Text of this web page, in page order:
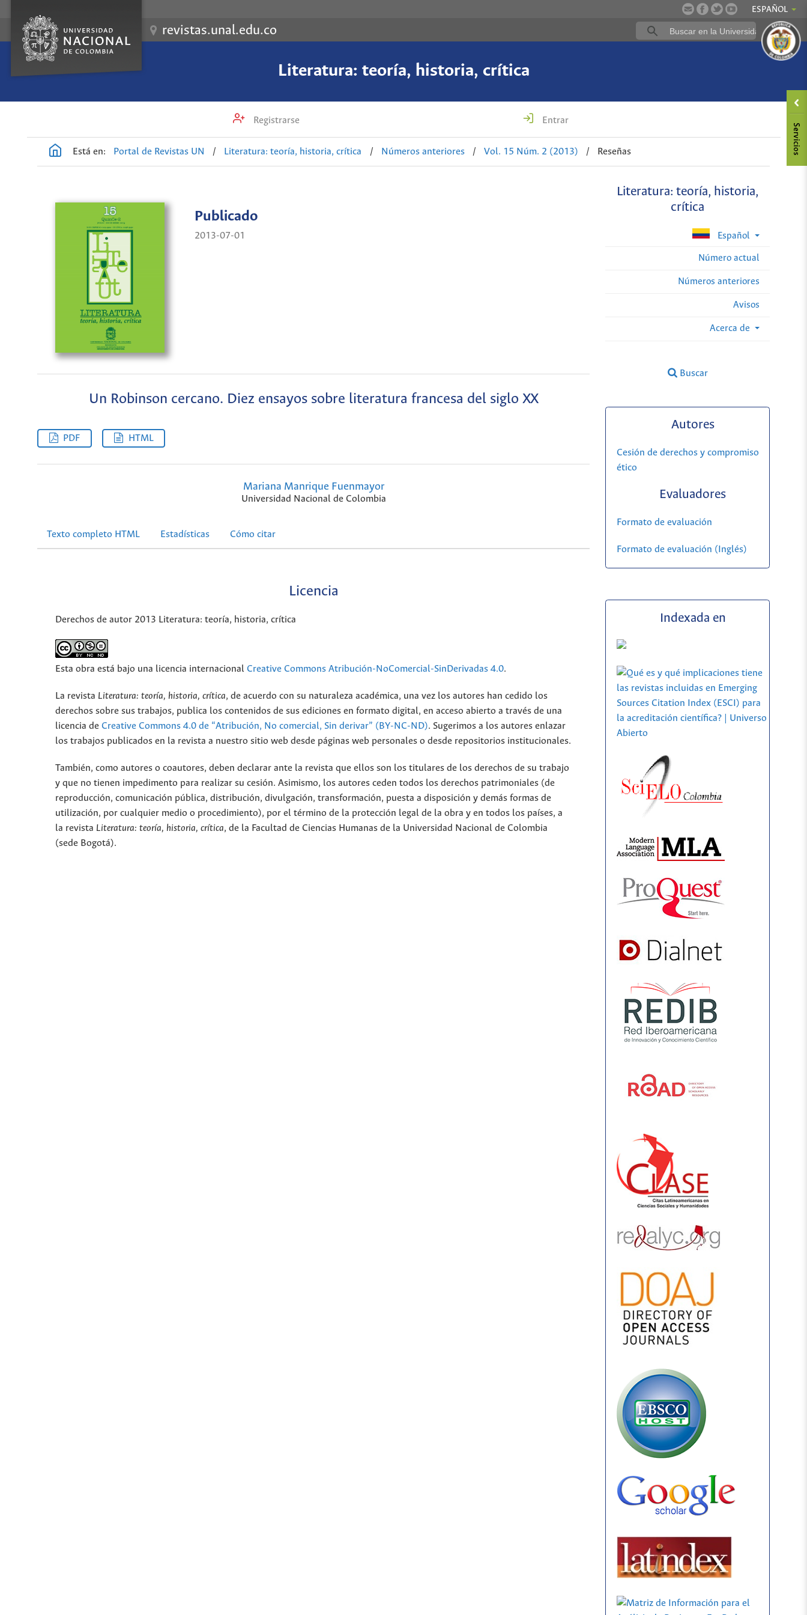
ESPAÑOL
revistas.unal.edu.co
Literatura: teoría, historia, crítica
Registrarse Entrar
Está en: Portal de Revistas UN / Literatura: teoría, historia, crítica / Números anteriores / Vol. 15 Núm. 2 (2013) / Reseñas
Literatura: teoría, historia,
crítica
Español
Número actual
Números anteriores
Avisos
Acerca de
Buscar
Publicado
2013-07-01
Un Robinson cercano. Diez ensayos sobre literatura francesa del siglo XX
PDF HTML
Mariana Manrique Fuenmayor
Universidad Nacional de Colombia
Texto completo HTML Estadísticas Cómo citar
Licencia
Derechos de autor 2013 Literatura: teoría, historia, crítica
Esta obra está bajo una licencia internacional Creative Commons Atribución-NoComercial-SinDerivadas 4.0.
La revista Literatura: teoría, historia, crítica, de acuerdo con su naturaleza académica, una vez los autores han cedido los
derechos sobre sus trabajos, publica los contenidos de sus ediciones en formato digital, en acceso abierto a través de una
licencia de Creative Commons 4.0 de “Atribución, No comercial, Sin derivar” (BY-NC-ND). Sugerimos a los autores enlazar
los trabajos publicados en la revista a nuestro sitio web desde páginas web personales o desde repositorios institucionales.
También, como autores o coautores, deben declarar ante la revista que ellos son los titulares de los derechos de su trabajo
y que no tienen impedimento para realizar su cesión. Asimismo, los autores ceden todos los derechos patrimoniales (de
reproducción, comunicación pública, distribución, divulgación, transformación, puesta a disposición y demás formas de
utilización, por cualquier medio o procedimiento), por el término de la protección legal de la obra y en todos los países, a
la revista Literatura: teoría, historia, crítica, de la Facultad de Ciencias Humanas de la Universidad Nacional de Colombia
(sede Bogotá).
Autores
Cesión de derechos y compromiso
ético
Evaluadores
Formato de evaluación
Formato de evaluación (Inglés)
Indexada en